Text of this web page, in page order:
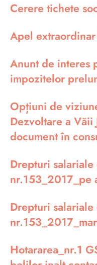
Cerere tichete
Apel
Anunt de interes
impozitelor
Opțiuni de
Dezvoltare a
document în
Drepturi
nr.153_2017_pe
Drepturi
Hotararea_nr.1